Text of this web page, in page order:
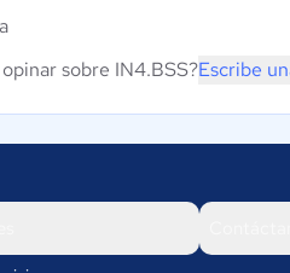
sobre IN4.BSS?Escribe